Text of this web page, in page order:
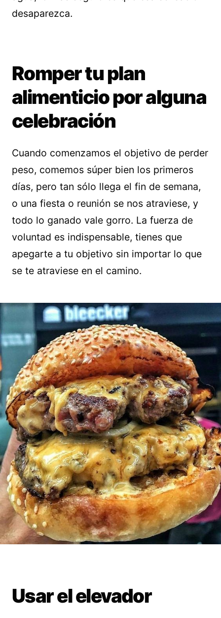
desaparezca.
Romper tu plan
alimenticio por alguna
celebración
Cuando comenzamos el objetivo de perder
peso, comemos súper bien los primeros
días, pero tan sólo llega el fin de semana,
o una fiesta o reunión se nos atraviese, y
todo lo ganado vale gorro. La fuerza de
voluntad es indispensable, tienes que
apegarte a tu objetivo sin importar lo que
se te atraviese en el camino.
Usar el elevador